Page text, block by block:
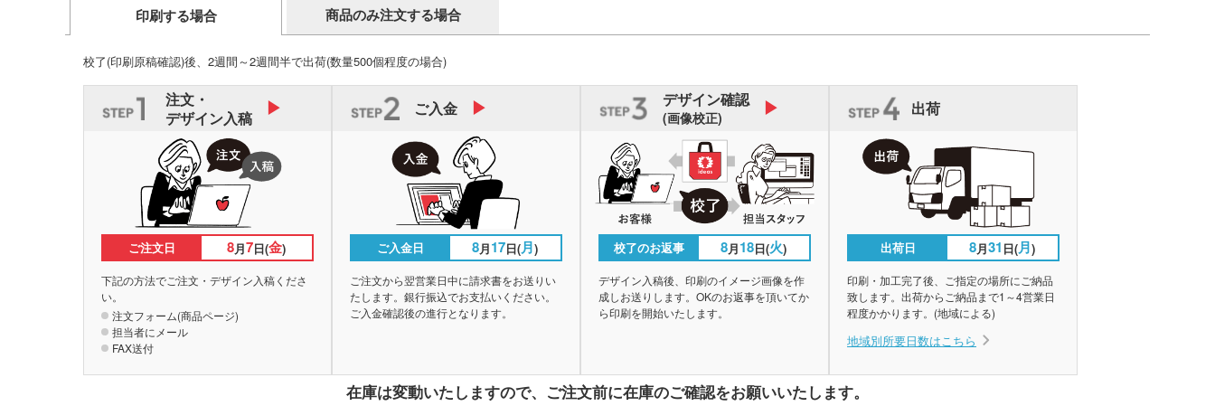
印刷する場合 商品のみ注文する場合
校了(印刷原稿確認)後、2週間～2週間半で出荷(数量500個程度の場合)
注文・
デザイン入稿
ご注文日 8月7日(金)
下記の方法でご注文・デザイン入稿くださ
い。
注文フォーム(商品ページ)
担当者にメール
FAX送付
ご入金
ご入金日 8月17日(月)
ご注文から翌営業日中に請求書をお送りい
たします。銀行振込でお支払いください。
ご入金確認後の進行となります。
デザイン確認
(画像校正)
校了のお返事 8月18日(火)
デザイン入稿後、印刷のイメージ画像を作
成しお送りします。OKのお返事を頂いてか
ら印刷を開始いたします。
出荷
出荷日 8月31 日(月)
印刷・加工完了後、ご指定の場所にご納品
致します。出荷からご納品まで1～4営業日
程度かかります。(地域による)
地域別所要日数はこちら
在庫は変動いたしますので、 ご注文前に在庫のご確認をお願いいたします。